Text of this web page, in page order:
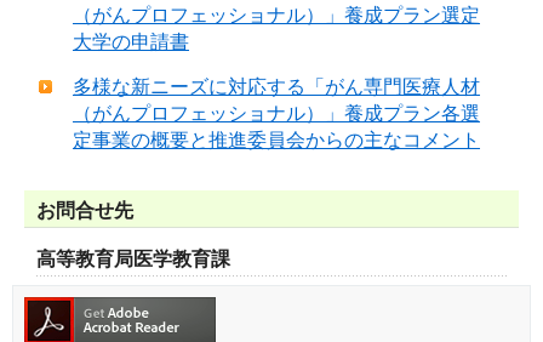
（がんプロフェッショナル）」養成プラン選定
大学の申請書
多様な新ニーズに対応する「がん専門医療人材
（がんプロフェッショナル）」養成プラン各選
定事業の概要と推進委員会からの主なコメント
お問合せ先
高等教育局医学教育課